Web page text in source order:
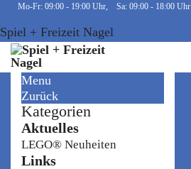
Spiel + Freizeit Nagel
Mo-Fr: 09:00 - 19:00 Uhr, Sa: 09:00 - 18:00 Uhr
Menu
Zurück
Kategorien
Aktuelles
LEGO® Neuheiten
Links